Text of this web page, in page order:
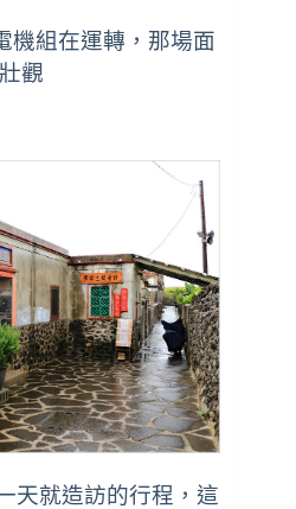
機組在運轉，那場面
觀
天就造訪的行程，這